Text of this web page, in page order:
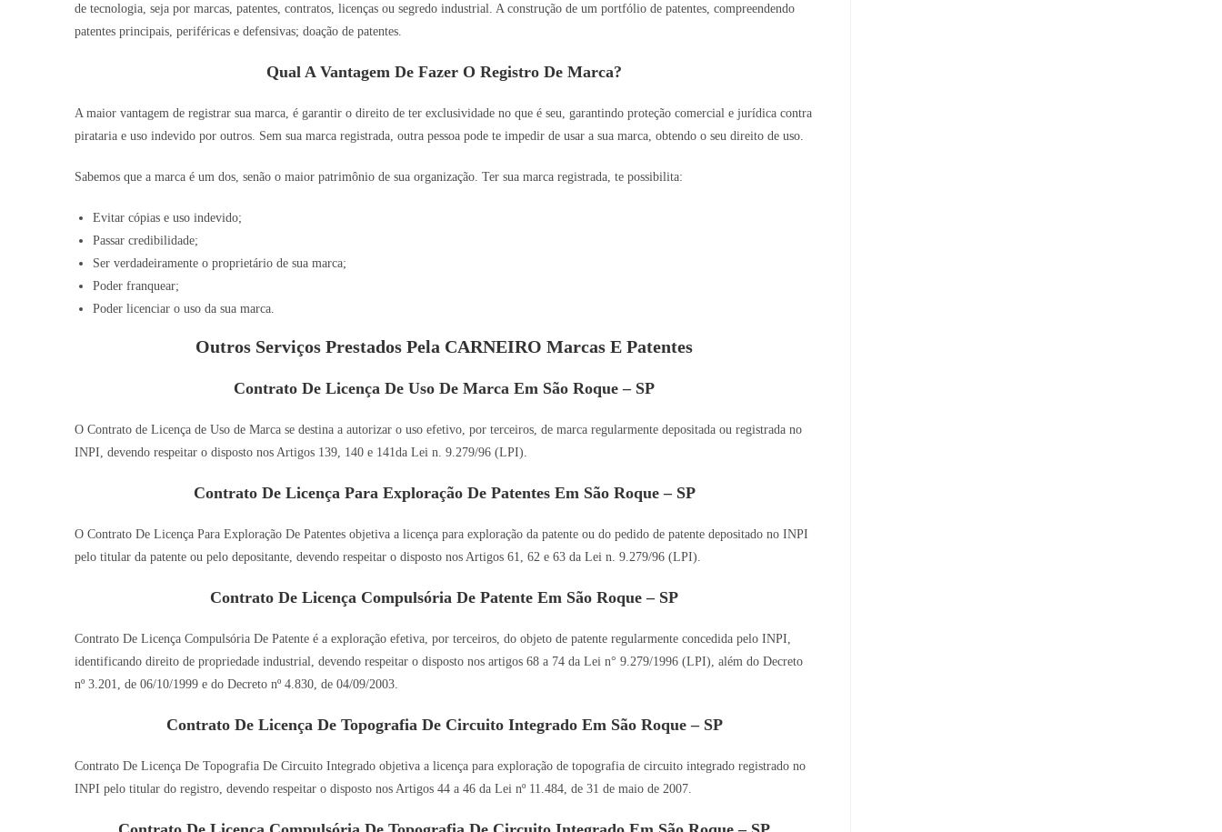
de tecnologia, seja por marcas, patentes, contratos, licenças ou segredo industrial. A construção de um portfólio de patentes, compreendendo
patentes principais, periféricas e defensivas; doação de patentes.
Qual A Vantagem De Fazer O Registro De Marca?
A maior vantagem de registrar sua marca, é garantir o direito de ter exclusividade no que é seu, garantindo proteção comercial e jurídica contra
pirataria e uso indevido por outros. Sem sua marca registrada, outra pessoa pode te impedir de usar a sua marca, obtendo o seu direito de uso.
Sabemos que a marca é um dos, senão o maior patrimônio de sua organização. Ter sua marca registrada, te possibilita:
Evitar cópias e uso indevido;
Passar credibilidade;
Ser verdadeiramente o proprietário de sua marca;
Poder franquear;
Poder licenciar o uso da sua marca.
Outros Serviços Prestados Pela CARNEIRO Marcas E Patentes
Contrato De Licença De Uso De Marca Em São Roque – SP
O Contrato de Licença de Uso de Marca se destina a autorizar o uso efetivo, por terceiros, de marca regularmente depositada ou registrada no
INPI, devendo respeitar o disposto nos Artigos 139, 140 e 141da Lei n. 9.279/96 (LPI).
Contrato De Licença Para Exploração De Patentes Em São Roque – SP
O Contrato De Licença Para Exploração De Patentes objetiva a licença para exploração da patente ou do pedido de patente depositado no INPI
pelo titular da patente ou pelo depositante, devendo respeitar o disposto nos Artigos 61, 62 e 63 da Lei n. 9.279/96 (LPI).
Contrato De Licença Compulsória De Patente Em São Roque – SP
Contrato De Licença Compulsória De Patente é a exploração efetiva, por terceiros, do objeto de patente regularmente concedida pelo INPI,
identificando direito de propriedade industrial, devendo respeitar o disposto nos artigos 68 a 74 da Lei n° 9.279/1996 (LPI), além do Decreto
nº 3.201, de 06/10/1999 e do Decreto nº 4.830, de 04/09/2003.
Contrato De Licença De Topografia De Circuito Integrado Em São Roque – SP
Contrato De Licença De Topografia De Circuito Integrado objetiva a licença para exploração de topografia de circuito integrado registrado no
INPI pelo titular do registro, devendo respeitar o disposto nos Artigos 44 a 46 da Lei nº 11.484, de 31 de maio de 2007.